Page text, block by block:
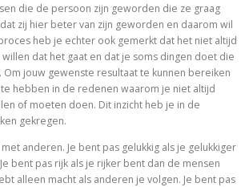
die de persoon zijn geworden die ze graag
zij hier beter van zijn geworden en daarom wil
heb je echter ook gemerkt dat het niet altijd
willen dat het gaat en dat je soms dingen doet die
jouw gewenste resultaat te kunnen bereiken
hebben in de redenen waarom je niet altijd
of moeten doen. Dit inzicht heb je in de
gekregen.
anderen. Je bent pas gelukkig als je gelukkiger
bent pas rijk als je rijker bent dan de mensen
alleen macht als anderen je volgen. Je bent pas